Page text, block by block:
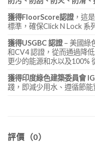
獲得FloorScore認證，這
標準，確保Click N Lock 系
獲得USGBC 認證– 美國綠
和CV4 認證，從而通過降
更少的能源和水以及100%
獲得印度綠色建築委員會
踐，即減少用水、遵循節
評價（0）